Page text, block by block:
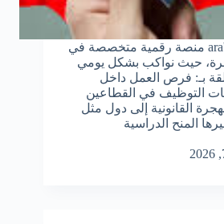
يُعتبر موقع arab24.online منصة رقمية متخصصة في
حيث نواكب بشكل يومي
بـ: فرص العمل داخل
التوظيف في القطاعين
القانونية إلى دول مثل
المنح الدراسية